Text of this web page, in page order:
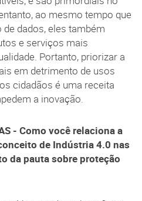
ao mesmo tempo que
dados, eles também
e serviços mais
Portanto, priorizar a
em detrimento de usos
cidadãos é uma receita
a inovação.
- Como você relaciona a
de Indústria 4.0 nas
da pauta sobre proteção